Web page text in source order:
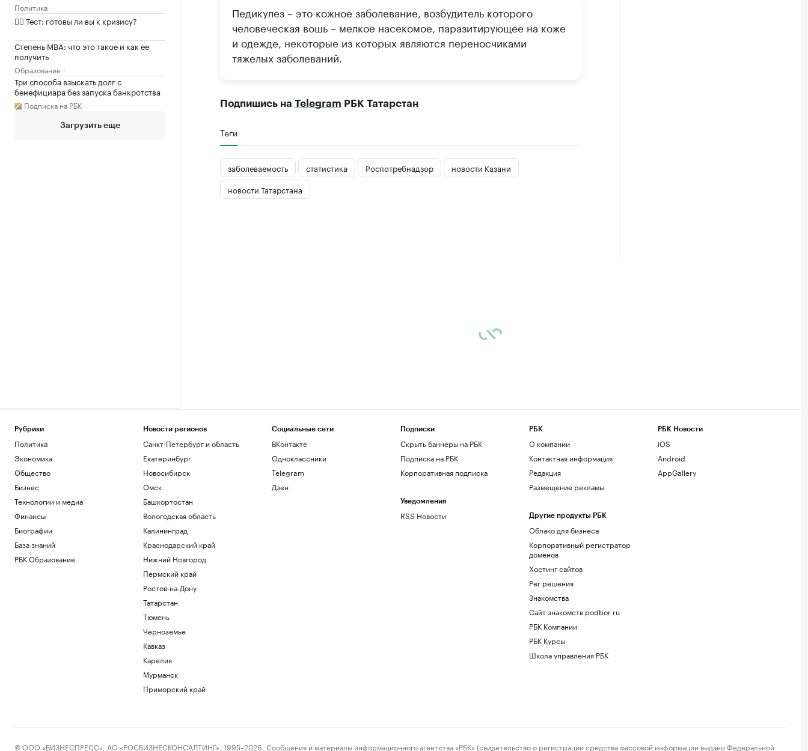
Политика
✍🏻 Тест: готовы ли вы к кризису?
Степень MBA: что это такое и как ее
получить
Образование
Три способа взыскать долг с
бенефициара без запуска банкротства
Подписка на РБК
Загрузить еще
Педикулез – это кожное заболевание, возбудитель которого
человеческая вошь – мелкое насекомое, паразитирующее на коже
и одежде, некоторые из которых являются переносчиками
тяжелых заболеваний.
Подпишись на Telegram РБК Татарстан
Теги
заболеваемость статистика Роспотребнадзор
новости Казани
новости Татарстана
Рубрики
Политика
Экономика
Общество
Бизнес
Технологии и медиа
Финансы
Биографии
База знаний
РБК Образование
Новости регионов
Санкт-Петербург и область
Екатеринбург
Новосибирск
Омск
Башкортостан
Вологодская область
Калининград
Краснодарский край
Нижний Новгород
Пермский край
Ростов-на-Дону
Татарстан
Тюмень
Черноземье
Кавказ
Карелия
Мурманск
Приморский край
Социальные сети
ВКонтакте
Одноклассники
Telegram
Дзен
Подписки
Скрыть баннеры на РБК
Подписка на РБК
Корпоративная подписка
Уведомления
RSS Новости
РБК
О компании
Контактная информация
Редакция
Размещение рекламы
Другие продукты РБК
Облако для бизнеса
Корпоративный регистратор
доменов
Хостинг сайтов
Рег.решения
Знакомства
Сайт знакомств podbor.ru
РБК Компании
РБК Курсы
Школа управления РБК
РБК Новости
iOS
Android
AppGallery
© ООО «БИЗНЕСПРЕСС», АО «РОСБИЗНЕСКОНСАЛТИНГ», 1995–2026. Сообщения и материалы информационного агентства «РБК» (свидетельство о регистрации средства массовой информации выдано Федеральной